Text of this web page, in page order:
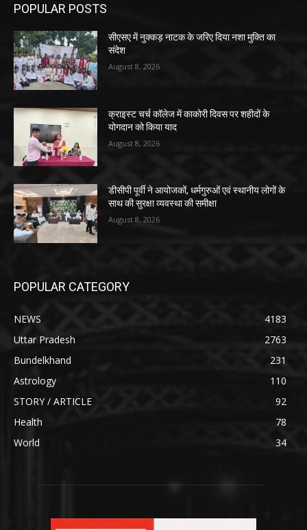
POPULAR POSTS
सीएसए में नुक्कड़ नाटक के जरिए दिया नशा मुक्ति का
संदेश
August 8, 2026
क्राइस्ट चर्च कॉलेज में काकोरी दिवस पर शहीदों के
योगदान को किया याद
August 8, 2026
डीसीपी पूर्वी ने आयोजकों, धर्मगुरुओं एवं स्थानीय लोगों के
साथ की सुरक्षा व्यवस्था की समीक्षा
August 8, 2026
POPULAR CATEGORY
NEWS
4183
Uttar Pradesh
2763
Bundelkhand
231
Astrology
110
STORY / ARTICLE
92
Health
78
World
34